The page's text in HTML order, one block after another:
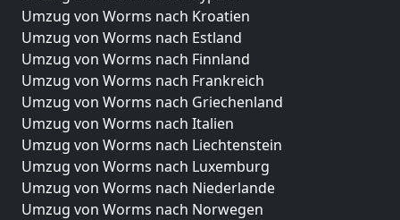
Umzug von Worms nach Kroatien
Umzug von Worms nach Estland
Umzug von Worms nach Finnland
Umzug von Worms nach Frankreich
Umzug von Worms nach Griechenland
Umzug von Worms nach Italien
Umzug von Worms nach Liechtenstein
Umzug von Worms nach Luxemburg
Umzug von Worms nach Niederlande
Umzug von Worms nach Norwegen